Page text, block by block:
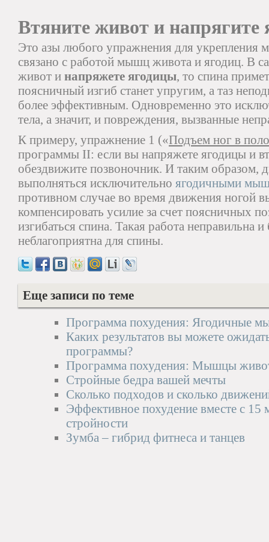
Втяните живот и напрягите
Это азы любого упражнения для укрепления
связано с работой мышц живота и ягодиц. В
живот и напряжете ягодицы, то спина
поясничный изгиб станет упругим, а таз
более эффективным. Одновременно это
тела, а значит, и повреждения, вызванные
К примеру, упражнение 1 («Подъем ног в
программы II: если вы напряжете ягодицы и
обездвижите позвоночник. И таким образом,
выполняться исключительно ягодичными
противном случае во время движения ногой
компенсировать усилие за счет поясничных
изгибаться спина. Такая работа неправильна
неблагоприятна для спины.
Еще записи по теме
Программа похудения: Ягодичные
Каких результатов вы можете
программы?
Программа похудения: Мышцы
Стройные бедра вашей мечты
Сколько подходов и сколько
Эффективное похудение вместе с
стройности
Зумба – гибрид фитнеса и танцев